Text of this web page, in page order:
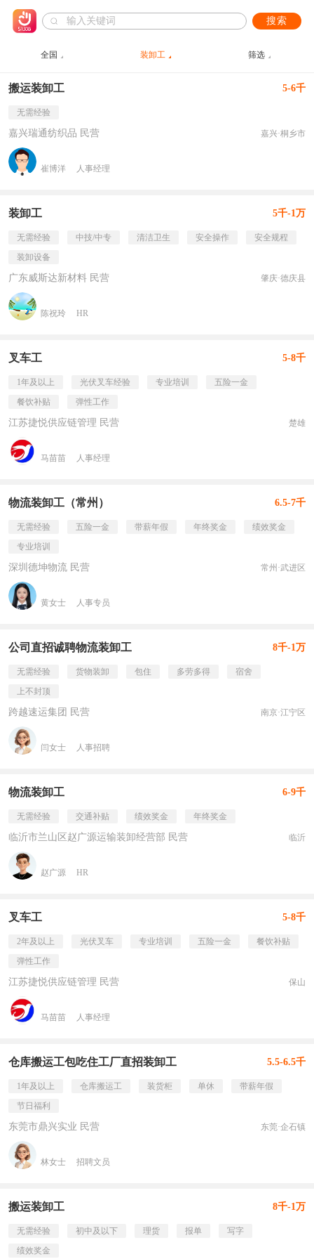
搜索
全国 装卸工 筛选
搬运装卸工 5-6千
无需经验
嘉兴瑞通纺织品 民营 嘉兴·桐乡市
崔博洋 人事经理
装卸工 5千-1万
无需经验 中技/中专 清洁卫生 安全操作
安全规程
装卸设备
广东威斯达新材料 民营 肇庆·德庆县
陈祝玲 HR
叉车工 5-8千
1年及以上 光伏叉车经验 专业培训
五险一金
餐饮补贴
弹性工作
江苏捷悦供应链管理 民营 楚雄
马苗苗 人事经理
物流装卸工（常州） 6.5-7千
无需经验 五险一金 带薪年假 年终奖金
绩效奖金
专业培训
深圳德坤物流 民营 常州·武进区
黄女士 人事专员
公司直招诚聘物流装卸工 8千-1万
无需经验 货物装卸 包住 多劳多得
宿舍
上不封顶
跨越速运集团 民营 南京·江宁区
闫女士 人事招聘
物流装卸工 6-9千
无需经验 交通补贴 绩效奖金 年终奖金
临沂市兰山区赵广源运输装卸经营部 民营 临沂
赵广源 HR
叉车工 5-8千
2年及以上 光伏叉车 专业培训 五险一金
餐饮补贴
弹性工作
江苏捷悦供应链管理 民营 保山
马苗苗 人事经理
仓库搬运工包吃住工厂直招装卸工 5.5-6.5千
1年及以上 仓库搬运工 装货柜 单休
带薪年假
节日福利
东莞市鼎兴实业 民营 东莞·企石镇
林女士 招聘文员
搬运装卸工 8千-1万
无需经验 初中及以下 理货 报单
写字
绩效奖金